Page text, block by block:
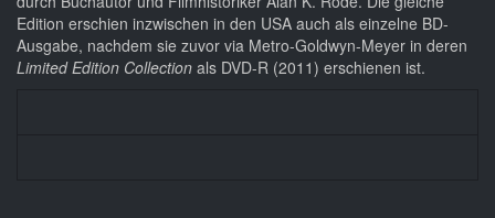
Edition erschien inzwischen in den USA auch als einzelne BD-
Ausgabe, nachdem sie zuvor via Metro-Goldwyn-Meyer in deren
Limited Edition Collection als DVD-R (2011) erschienen ist.